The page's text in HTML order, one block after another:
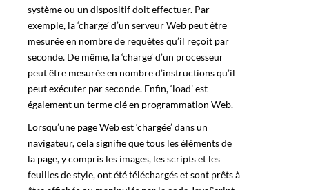
système ou un dispositif doit effectuer. Par
exemple, la ‘charge’ d’un serveur Web peut être
mesurée en nombre de requêtes qu’il reçoit par
seconde. De même, la ‘charge’ d’un processeur
peut être mesurée en nombre d’instructions qu’il
peut exécuter par seconde. Enfin, ‘load’ est
également un terme clé en programmation Web.
Lorsqu’une page Web est ‘chargée’ dans un
navigateur, cela signifie que tous les éléments de
la page, y compris les images, les scripts et les
feuilles de style, ont été téléchargés et sont prêts à